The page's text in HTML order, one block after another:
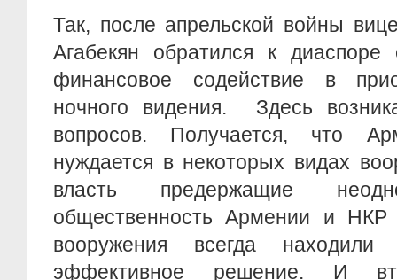
Так, после апрельской войны
Агабекян обратился к
финансовое содействие в
ночного видения. Здесь
вопросов. Получается, что
нуждается в некоторых видах
власть предержащие
общественность Армении и
вооружения всегда
эффективное решение. И